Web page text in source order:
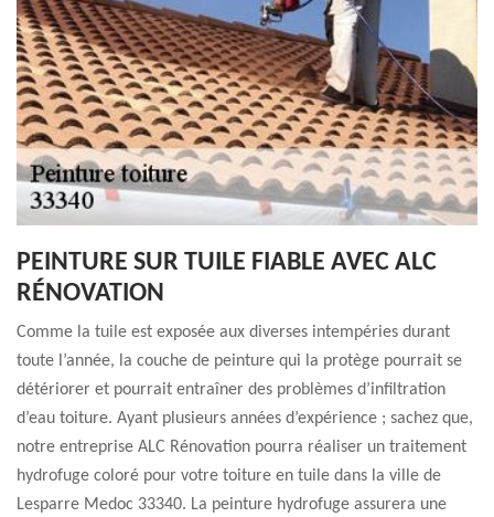
PEINTURE SUR TUILE FIABLE AVEC ALC
RÉNOVATION
Comme la tuile est exposée aux diverses intempéries durant
toute l’année, la couche de peinture qui la protège pourrait se
détériorer et pourrait entraîner des problèmes d’infiltration
d’eau toiture. Ayant plusieurs années d’expérience ; sachez que,
notre entreprise ALC Rénovation pourra réaliser un traitement
hydrofuge coloré pour votre toiture en tuile dans la ville de
Lesparre Medoc 33340. La peinture hydrofuge assurera une